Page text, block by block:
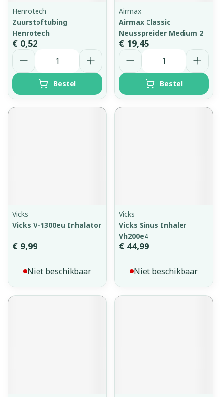
Henrotech
Zuurstoftubing
Henrotech
€ 0,52
Aantal
Bestel
Airmax
Airmax Classic
Neusspreider Medium 2
€ 19,45
Aantal
Bestel
Vicks
Vicks V-1300eu Inhalator
€ 9,99
Niet beschikbaar
Vicks
Vicks Sinus Inhaler
Vh200e4
€ 44,99
Niet beschikbaar